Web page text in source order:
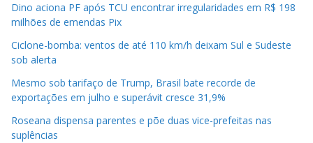
Dino aciona PF após TCU encontrar irregularidades em R$ 198
milhões de emendas Pix
Ciclone-bomba: ventos de até 110 km/h deixam Sul e Sudeste
sob alerta
Mesmo sob tarifaço de Trump, Brasil bate recorde de
exportações em julho e superávit cresce 31,9%
Roseana dispensa parentes e põe duas vice-prefeitas nas
suplências